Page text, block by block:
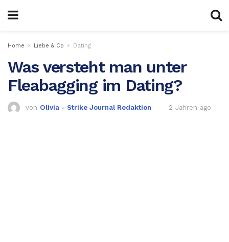
Home Liebe & Co Dating
Was versteht man unter
Fleabagging im Dating?
von Olivia - Strike Journal Redaktion 2 Jahren ago